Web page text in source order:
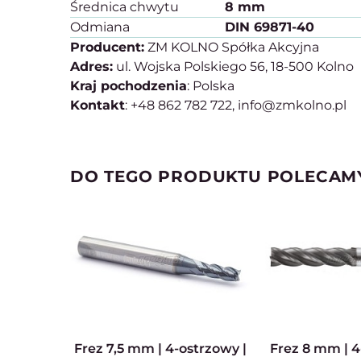
Średnica chwytu
8 mm
Odmiana
DIN 69871-40
Producent: ZM KOLNO Spółka Akcyjna
Adres: ul. Wojska Polskiego 56, 18-500 Kolno
Kraj pochodzenia: Polska
Kontakt: +48 862 782 722, info@zmkolno.pl
DO TEGO PRODUKTU
Frez 7,5 mm | 4-ostrzowy |
Frez 8 mm | 4-ostrzowy |